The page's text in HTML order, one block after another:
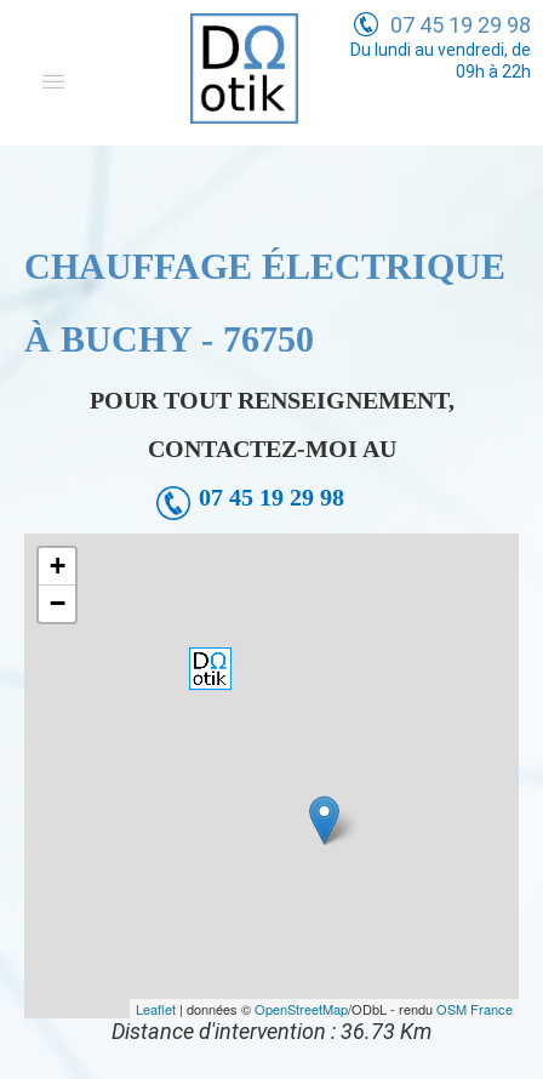
07 45 19 29 98
Du lundi au vendredi, de
09h à 22h
CHAUFFAGE ÉLECTRIQUE
À BUCHY - 76750
POUR TOUT RENSEIGNEMENT,
CONTACTEZ-MOI AU
07 45 19 29 98
+
−
Leaflet | données ©OpenStreetMap/ODbL - renduOSM France
Distance d'intervention : 36.73 Km